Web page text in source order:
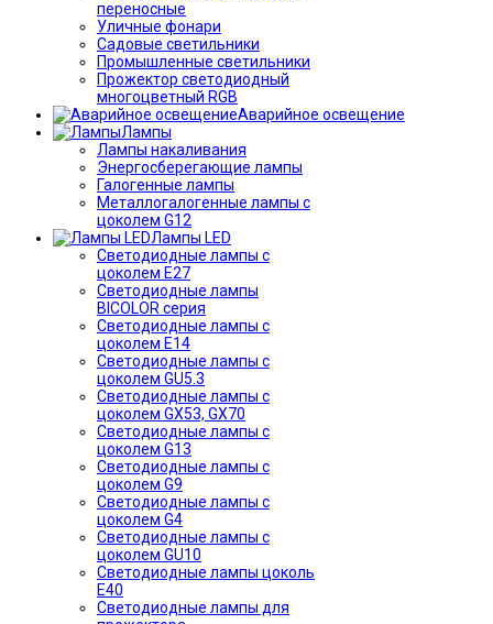
переносные
Уличные фонари
Садовые светильники
Промышленные светильники
Прожектор светодиодный
многоцветный RGB
Аварийное освещение
Лампы
Лампы накаливания
Энергосберегающие лампы
Галогенные лампы
Металлогалогенные лампы с
цоколем G12
Лампы LED
Светодиодные лампы с
цоколем E27
Светодиодные лампы
BICOLOR серия
Светодиодные лампы с
цоколем E14
Светодиодные лампы с
цоколем GU5.3
Светодиодные лампы с
цоколем GX53, GX70
Светодиодные лампы с
цоколем G13
Светодиодные лампы с
цоколем G9
Светодиодные лампы с
цоколем G4
Светодиодные лампы с
цоколем GU10
Светодиодные лампы цоколь
Е40
Светодиодные лампы для